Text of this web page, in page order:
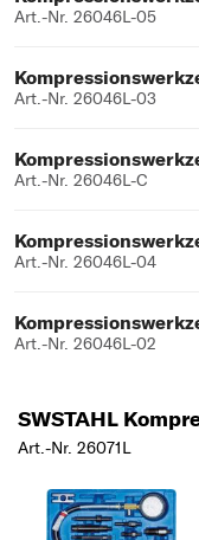
Art.-Nr. 26046L-05
Art.-Nr. 26046L-03
Art.-Nr. 26046L-C
Art.-Nr. 26046L-04
Art.-Nr. 26046L-02
SWSTAHL
Art.-Nr. 26071L